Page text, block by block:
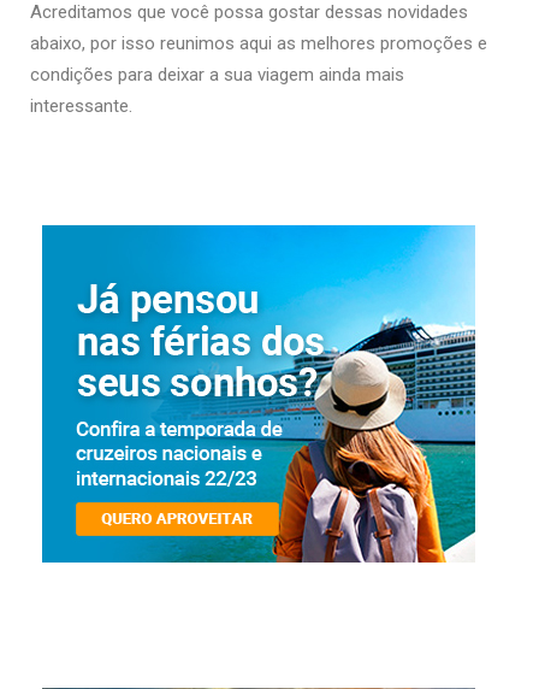
Acreditamos que você possa gostar dessas novidades
abaixo, por isso reunimos aqui as melhores promoções e
condições para deixar a sua viagem ainda mais
interessante.